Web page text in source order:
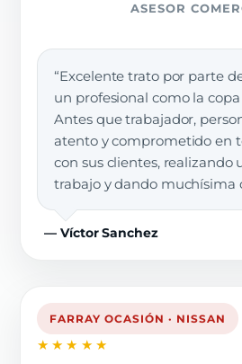
ASESOR
“Excelente trato por parte
un profesional como la
Antes que trabajador,
atento y comprometido en
con sus clientes, realizando
trabajo y dando muchísima
— Víctor Sanchez
FARRAY OCASIÓN · NISSAN
★★★★★